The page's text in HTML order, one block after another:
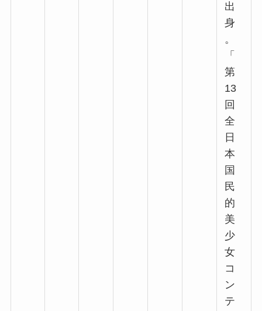
出
身
。
「
第
13
回
全
日
本
国
民
的
美
少
女
コ
ン
テ